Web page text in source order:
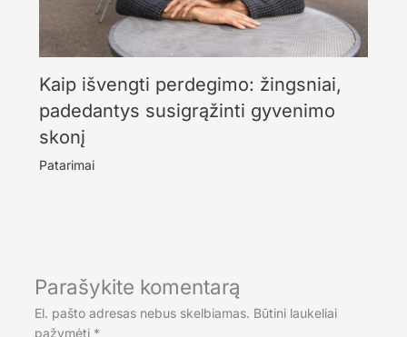
Kaip išvengti perdegimo: žingsniai,
padedantys susigrąžinti gyvenimo
skonį
Patarimai
Parašykite komentarą
El. pašto adresas nebus skelbiamas. Būtini laukeliai
pažymėti *